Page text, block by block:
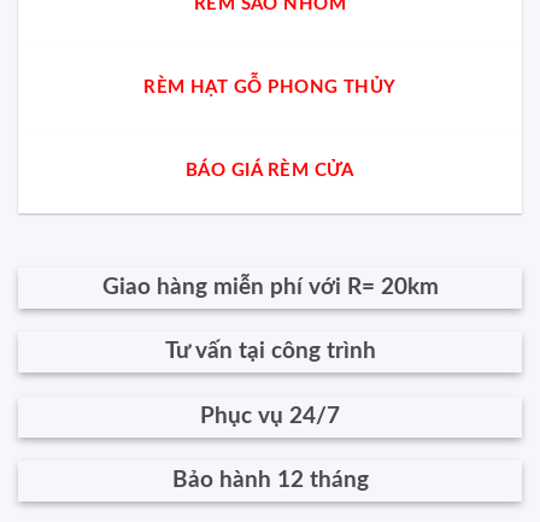
RÈM SÁO NHÔM
RÈM HẠT GỖ PHONG THỦY
BÁO GIÁ RÈM CỬA
Giao hàng miễn phí với R= 20km
Tư vấn tại công trình
Phục vụ 24/7
Bảo hành 12 tháng